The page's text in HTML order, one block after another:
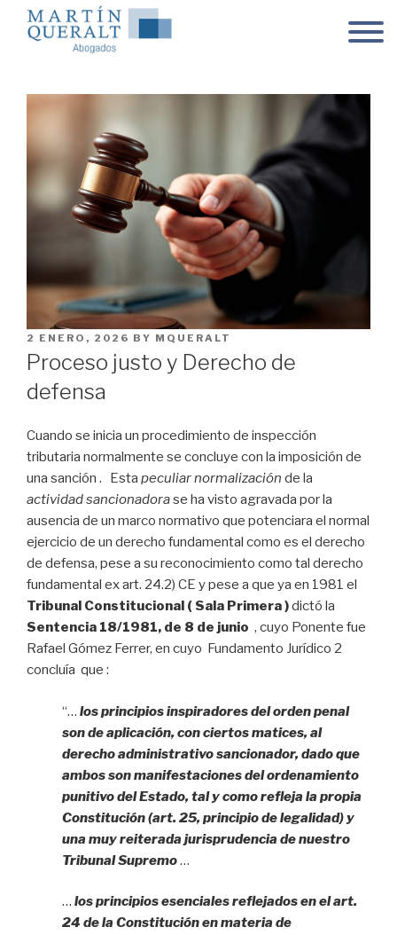
content
POSTED
ON
2 ENERO, 2026 BY MQUERALT
Proceso justo y Derecho de
defensa
Cuando se inicia un procedimiento de inspección
tributaria normalmente se concluye con la imposición de
una sanción . Esta peculiar normalización de la
actividad sancionadorase ha visto agravada por la
ausencia de un marco normativo que potenciara el normal
ejercicio de un derecho fundamental como es el derecho
de defensa, pese a su reconocimiento como tal derecho
fundamental ex art. 24.2) CE y pese a que ya en 1981 el
Tribunal Constitucional ( Sala Primera )dictó la
Sentencia 18/1981, de 8 de junio , cuyo Ponente fue
Rafael Gómez Ferrer, en cuyo Fundamento Jurídico 2
concluía que :
“… los principios inspiradores del orden penal
son de aplicación, con ciertos matices, al
derecho administrativo sancionador, dado que
ambos son manifestaciones del ordenamiento
punitivo del Estado, tal y como refleja la propia
Constitución (art. 25, principio de legalidad) y
una muy reiterada jurisprudencia de nuestro
Tribunal Supremo…
… los principios esenciales reflejados en el art.
24 de la Constitución en materia de